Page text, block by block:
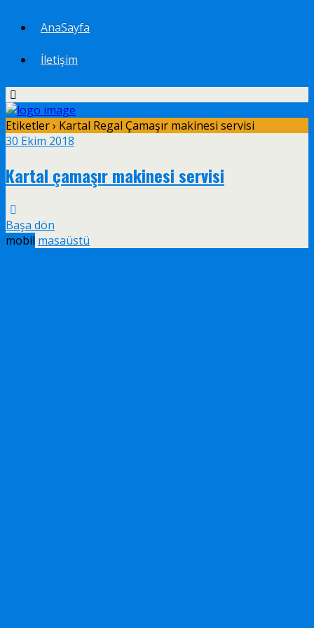
AnaSayfa
İletişim
Etiketler › Kartal Regal Çamaşır makinesi servisi
30 Ekim 2018
Kartal çamaşır makinesi servisi
Başa dön
mobil masaüstü